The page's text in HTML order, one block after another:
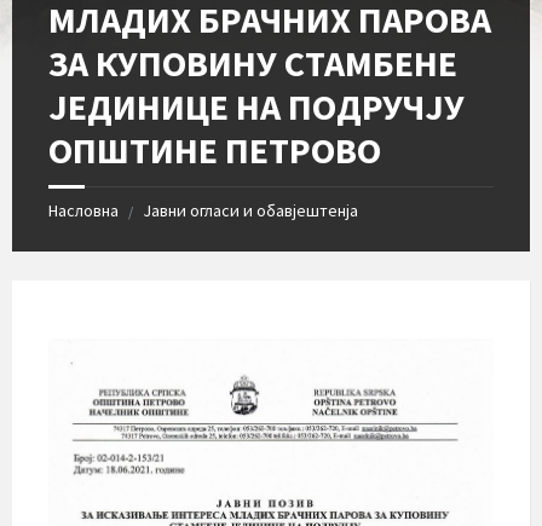
МЛАДИХ БРАЧНИХ ПАРОВА
ЗА КУПОВИНУ СТАМБЕНЕ
ЈЕДИНИЦЕ НА ПОДРУЧЈУ
ОПШТИНЕ ПЕТРОВО
Насловна / Јавни огласи и обавјештенја